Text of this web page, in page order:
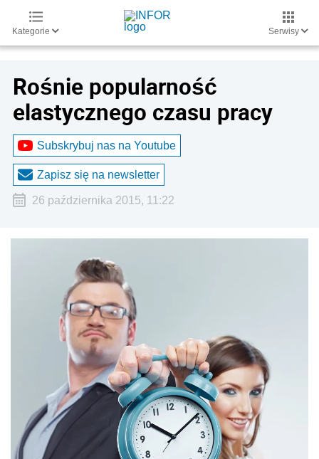
Kategorie Serwisy
Rośnie popularność
elastycznego czasu pracy
Subskrybuj nas na Youtube
Zapisz się na newsletter
26 października 2015, 11:22